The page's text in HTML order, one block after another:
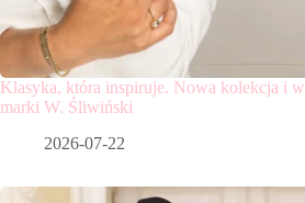
Klasyka, która inspiruje. Nowa kolekcja i
marki W. Śliwiński
2026-07-22